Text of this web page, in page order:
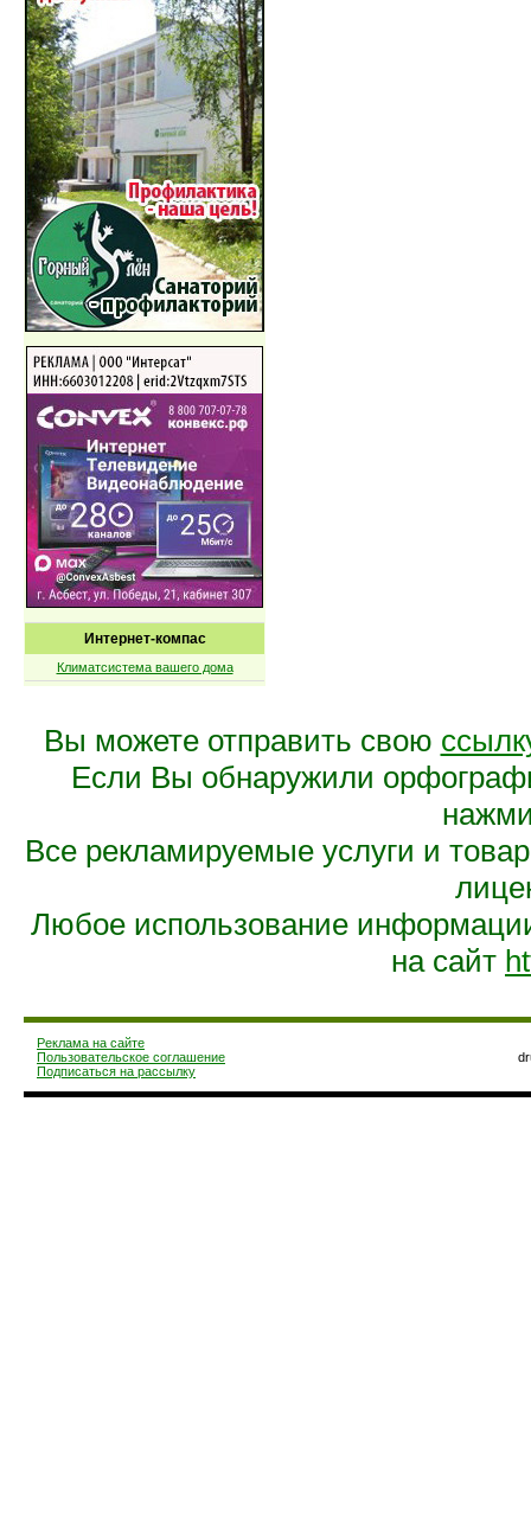
Интернет-компас
Климатсистема вашего дома
Вы можете отправить свою
Если Вы обнаружили
Все рекламируемые услуги и
Любое использование
на сайт
Реклама на сайте
Пользовательское соглашение
Подписаться на рассылку